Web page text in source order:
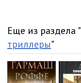
Еще из раздела "
триллеры"